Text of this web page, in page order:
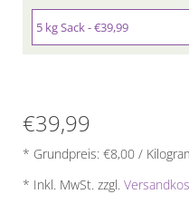
€39,99
* Grundpreis: €8,00 /
* Inkl. MwSt. zzgl.